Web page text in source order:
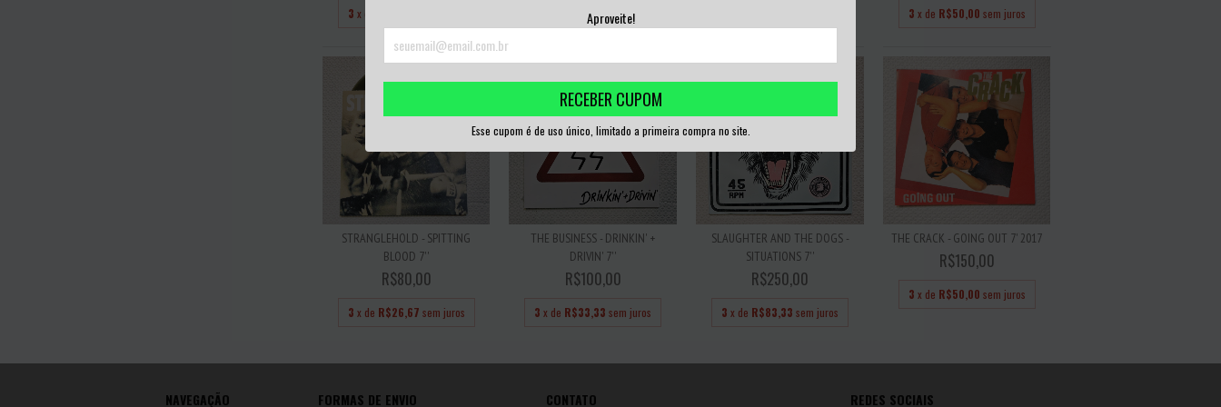
Aproveite!
RECEBER CUPOM
Esse cupom é de uso único, limitado a primeira compra no site.
3 x de R$53,33 sem juros 3 x de R$50,00 sem juros
STRANGLEHOLD - SPITTING
BLOOD 7''
R$80,00
3 x de R$26,67 sem juros
THE BUSINESS - DRINKIN' +
DRIVIN' 7''
R$100,00
3 x de R$33,33 sem juros
SLAUGHTER AND THE DOGS -
SITUATIONS 7''
R$250,00
3 x de R$83,33 sem juros
THE CRACK - GOING OUT 7' 2017
R$150,00
3 x de R$50,00 sem juros
NAVEGAÇÃO FORMAS DE ENVIO CONTATO REDES SOCIAIS